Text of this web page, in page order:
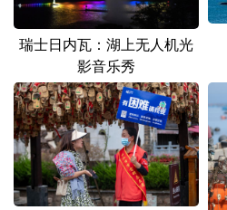
English Español
Русский язык
Deutsch Português
瑞士日内瓦：湖上无人机光
影音乐秀